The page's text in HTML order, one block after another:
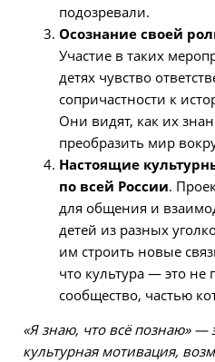
подозревали.
Осознание своей
Участие в таких
детях чувство
сопричастности к
Они видят, как их
преобразить мир
Настоящие
по всей России.
для общения и
детей из разных
им строить новые
что культура — это не
сообщество, частью
«Я знаю, что всё познаю» —
культурная мотивация,